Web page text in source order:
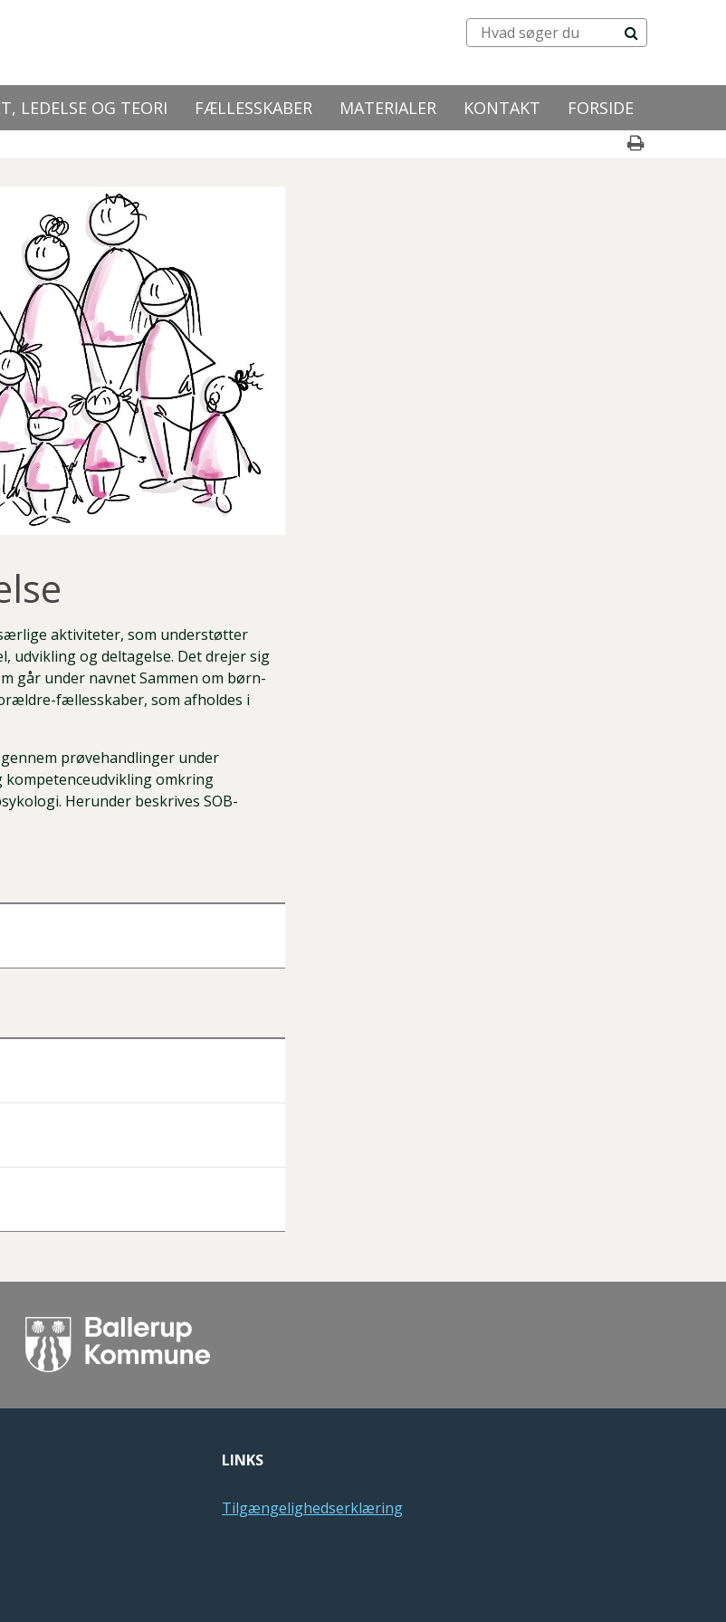
LEDELSE OG TEORI FÆLLESSKABER MATERIALER KONTAKT FORSIDE
aktiviteter, som understøtter
udvikling og deltagelse. Det drejer sig
går under navnet Sammen om børn-
fællesskaber, som afholdes i
prøvehandlinger under
omkring
Herunder beskrives SOB-
LINKS
Tilgængelighedserklæring